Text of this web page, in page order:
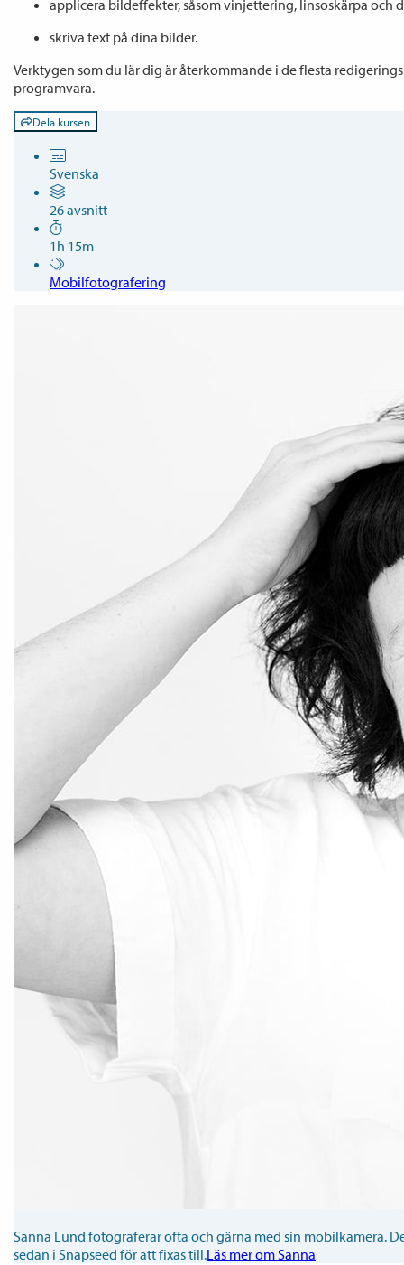
applicera bildeffekter, såsom vinjettering, linsoskärpa och
skriva text på dina bilder.
Verktygen som du lär dig är återkommande i de flesta
programvara.
Dela kursen
Svenska
26 avsnitt
1h 15m
Mobilfotografering
Sanna Lund fotograferar ofta och gärna med sin mobilkamera.
sedan i Snapseed för att fixas till.Läs mer om Sanna